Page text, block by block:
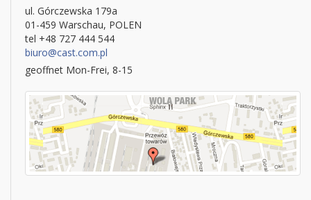
ul. Górczewska 179a
01-459 Warschau, POLEN
tel +48 727 444 544
biuro@cast.com.pl
geoffnet Mon-Frei, 8-15